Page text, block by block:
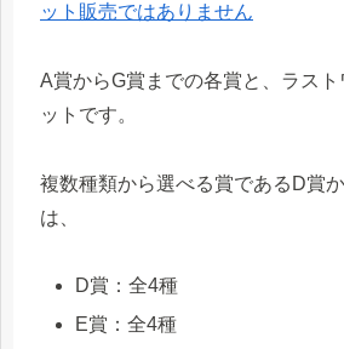
ット販売ではありません
A賞からG賞までの各賞と、ラス
ットです。
複数種類から選べる賞であるD賞
は、
D賞：全4種
E賞：全4種